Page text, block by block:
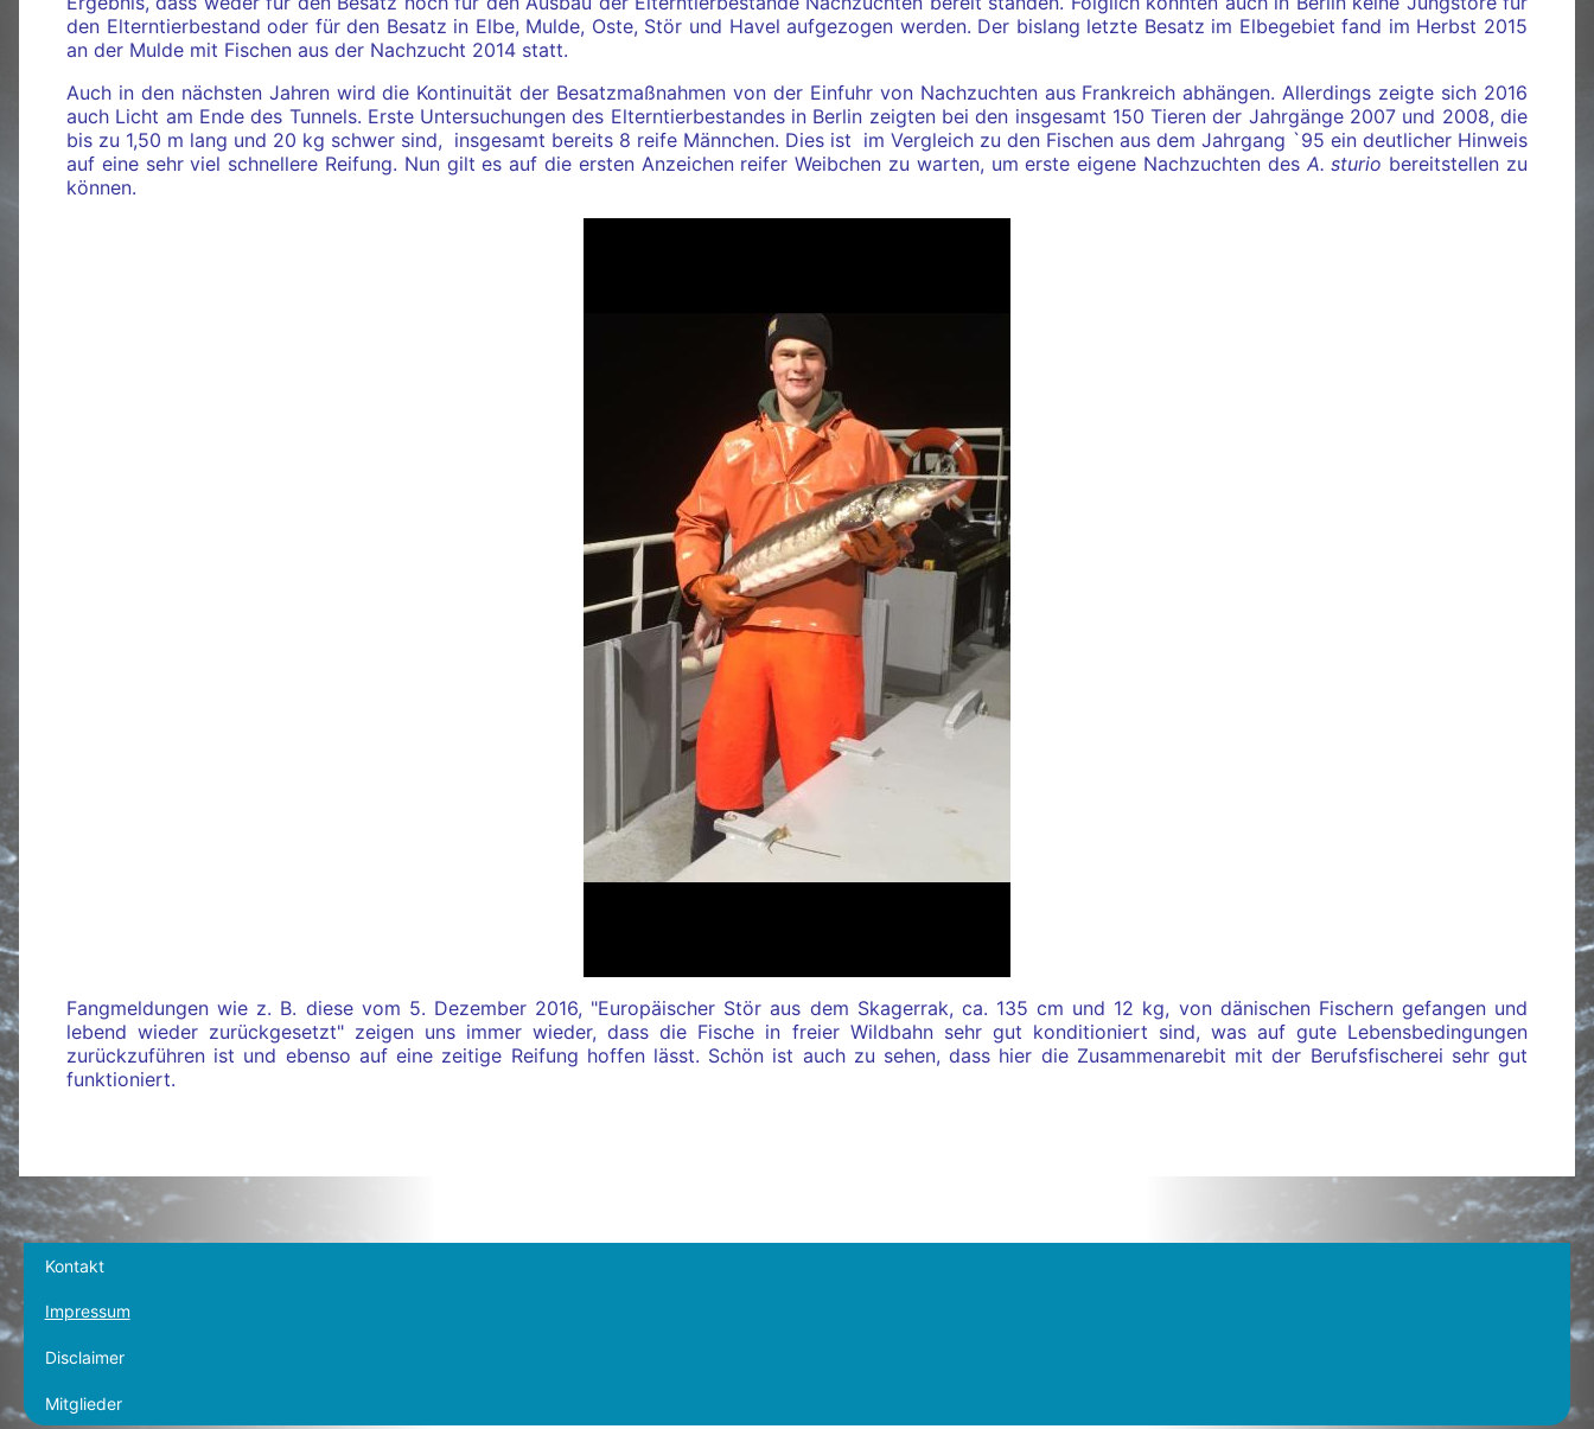
den Elterntierbestand oder für den Besatz in Elbe, Mulde, Oste, Stör und Havel aufgezogen werden. Der bislang letzte Besatz im Elbegebiet fand im Herbst 2015
an der Mulde mit Fischen aus der Nachzucht 2014 statt.
Auch in den nächsten Jahren wird die Kontinuität der Besatzmaßnahmen von der Einfuhr von Nachzuchten aus Frankreich abhängen. Allerdings zeigte sich 2016
auch Licht am Ende des Tunnels. Erste Untersuchungen des Elterntierbestandes in Berlin zeigten bei den insgesamt 150 Tieren der Jahrgänge 2007 und 2008, die
bis zu 1,50 m lang und 20 kg schwer sind, insgesamt bereits 8 reife Männchen. Dies ist im Vergleich zu den Fischen aus dem Jahrgang `95 ein deutlicher Hinweis
auf eine sehr viel schnellere Reifung. Nun gilt es auf die ersten Anzeichen reifer Weibchen zu warten, um erste eigene Nachzuchten des A. sturio bereitstellen zu
können.
Fangmeldungen wie z. B. diese vom 5. Dezember 2016, "Europäischer Stör aus dem Skagerrak, ca. 135 cm und 12 kg, von dänischen Fischern gefangen und
lebend wieder zurückgesetzt" zeigen uns immer wieder, dass die Fische in freier Wildbahn sehr gut konditioniert sind, was auf gute Lebensbedingungen
zurückzuführen ist und ebenso auf eine zeitige Reifung hoffen lässt. Schön ist auch zu sehen, dass hier die Zusammenarebit mit der Berufsfischerei sehr gut
funktioniert.
Kontakt
Impressum
Disclaimer
Mitglieder